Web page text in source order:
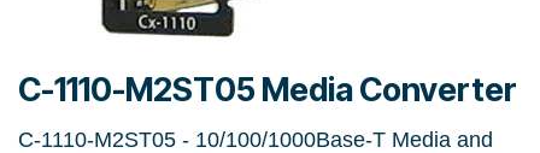
C-1110-M2ST05 Media Converter
C-1110-M2ST05 - 10/100/1000Base-T Media and